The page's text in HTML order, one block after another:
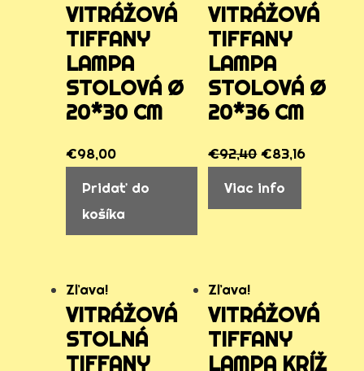
VITRÁŽOVÁ
TIFFANY
LAMPA
STOLOVÁ Ø
20*30 CM
€98,00
Pridať do
košíka
VITRÁŽOVÁ
TIFFANY
LAMPA
STOLOVÁ Ø
20*36 CM
€92,40 €83,16
Viac info
Zľava!
VITRÁŽOVÁ
STOLNÁ
TIFFANY
Zľava!
VITRÁŽOVÁ
TIFFANY
LAMPA KRÍŽ